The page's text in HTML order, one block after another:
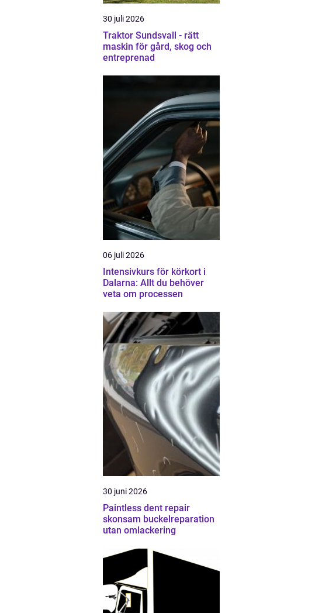
30 juli 2026
Traktor Sundsvall - rätt
maskin för gård, skog och
entreprenad
06 juli 2026
Intensivkurs för körkort i
Dalarna: Allt du behöver
veta om processen
30 juni 2026
Paintless dent repair
skonsam buckelreparation
utan omlackering